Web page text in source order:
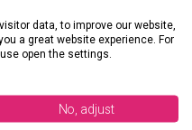
data, to improve our website,
a great website experience. For
open the settings.
No, adjust